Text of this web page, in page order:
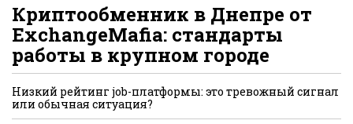
Криптообменник в Днепре от
ExchangeMafia: стандарты
работы в крупном городе
Низкий рейтинг job-платформы: это тревожный сигнал
или обычная ситуация?